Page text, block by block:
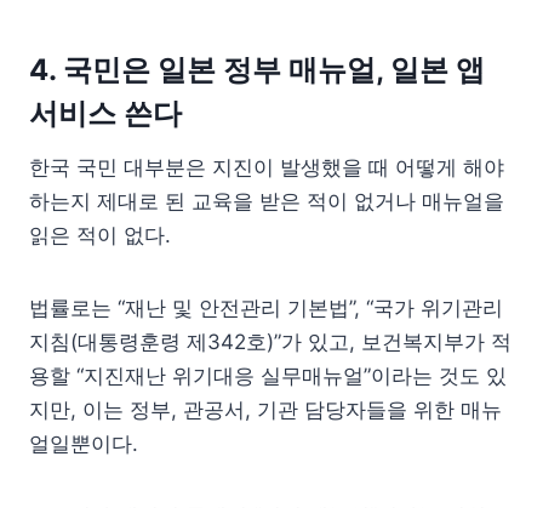
4. 국민은 일본 정부 매뉴얼, 일본 앱
서비스 쓴다
한국 국민 대부분은 지진이 발생했을 때 어떻게 해야
하는지 제대로 된 교육을 받은 적이 없거나 매뉴얼을
읽은 적이 없다.
법률로는 “재난 및 안전관리 기본법”, “국가 위기관리
지침(대통령훈령 제342호)”가 있고, 보건복지부가 적
용할 “지진재난 위기대응 실무매뉴얼”이라는 것도 있
지만, 이는 정부, 관공서, 기관 담당자들을 위한 매뉴
얼일뿐이다.